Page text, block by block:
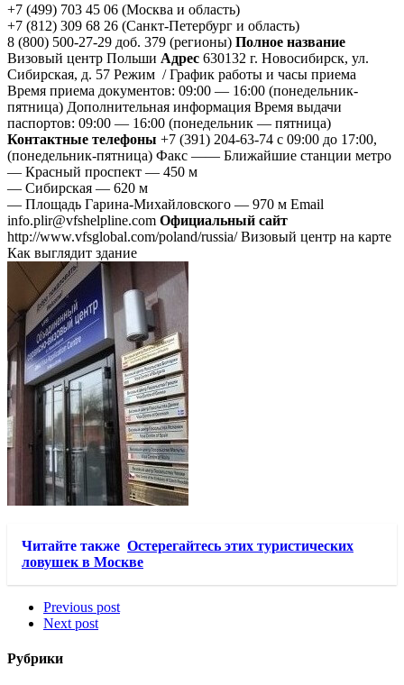
+7 (499) 703 45 06 (Москва и область)
+7 (812) 309 68 26 (Санкт-Петербург и область)
8 (800) 500-27-29 доб. 379 (регионы) Полное название
Визовый центр Польши Адрес 630132 г. Новосибирск, ул.
Сибирская, д. 57 Режим / График работы и часы приема
Время приема документов: 09:00 — 16:00 (понедельник-
пятница) Дополнительная информация Время выдачи
паспортов: 09:00 — 16:00 (понедельник — пятница)
Контактные телефоны +7 (391) 204-63-74 с 09:00 до 17:00,
(понедельник-пятница) Факс —— Ближайшие станции метро
— Красный проспект — 450 м
— Сибирская — 620 м
— Площадь Гарина-Михайловского — 970 м Email
info.plir@vfshelpline.com Официальный сайт
http://www.vfsglobal.com/poland/russia/ Визовый центр на карте
Как выглядит здание
Читайте также Остерегайтесь этих туристических
ловушек в Москве
Previous post
Next post
Рубрики